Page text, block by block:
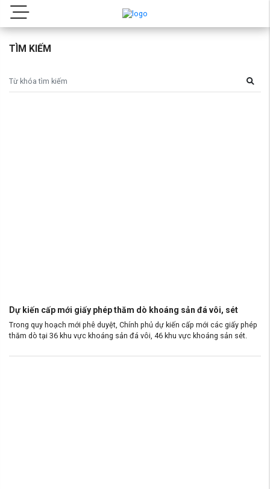
TÌM KIẾM
Dự kiến cấp mới giấy phép thăm dò khoáng sản đá vôi, sét
Trong quy hoạch mới phê duyệt, Chính phủ dự kiến cấp mới các giấy phép
thăm dò tại 36 khu vực khoáng sản đá vôi, 46 khu vực khoáng sản sét.